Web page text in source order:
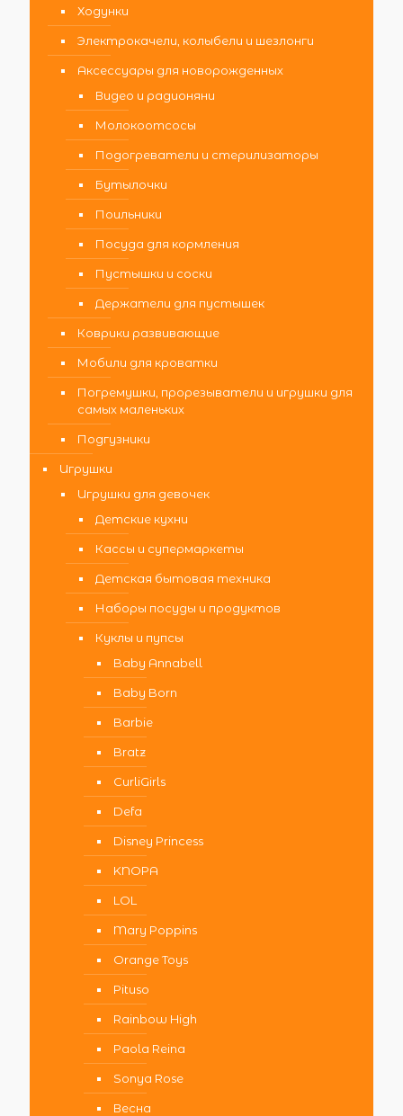
Ходунки
Электрокачели, колыбели и шезлонги
Аксессуары для новорожденных
Видео и радионяни
Молокоотсосы
Подогреватели и стерилизаторы
Бутылочки
Поильники
Посуда для кормления
Пустышки и соски
Держатели для пустышек
Коврики развивающие
Мобили для кроватки
Погремушки, прорезыватели и игрушки для
самых маленьких
Подгузники
Игрушки
Игрушки для девочек
Детские кухни
Кассы и супермаркеты
Детская бытовая техника
Наборы посуды и продуктов
Куклы и пупсы
Baby Annabell
Baby Born
Barbie
Bratz
CurliGirls
Defa
Disney Princess
KNOPA
LOL
Mary Poppins
Orange Toys
Pituso
Rainbow High
Paola Reina
Sonya Rose
Весна